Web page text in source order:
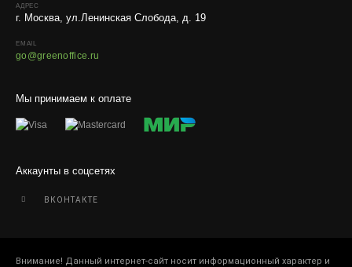
Мы принимаем к оплате
Аккаунты в соцсетях
ВКОНТАКТЕ
АДРЕС
г. Москва, ул.Ленинская Слобода, д. 19
EMAIL
go@greenoffice.ru
Внимание! Данный интернет-сайт носит информационный характер и